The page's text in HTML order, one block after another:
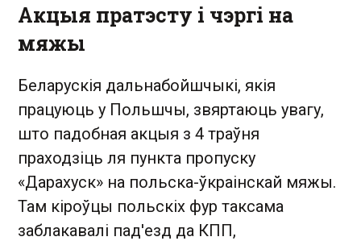
Акцыя пратэсту і чэргі на
мяжы
Беларускія дальнабойшчыкі, якія
працуюць у Польшчы, звяртаюць увагу,
што падобная акцыя з 4 траўня
праходзіць ля пункта пропуску
«Дарахуск» на польска-ўкраінскай мяжы.
Там кіроўцы польскіх фур таксама
заблакавалі пад'езд да КПП,